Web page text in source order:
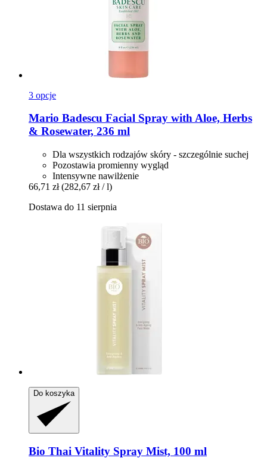
3 opcje
Mario Badescu Facial Spray with Aloe, Herbs
& Rosewater, 236 ml
Dla wszystkich rodzajów skóry - szczególnie suchej
Pozostawia promienny wygląd
Intensywne nawilżenie
66,71 zł (282,67 zł / l)
Dostawa do 11 sierpnia
Do koszyka
Bio Thai Vitality Spray Mist, 100 ml